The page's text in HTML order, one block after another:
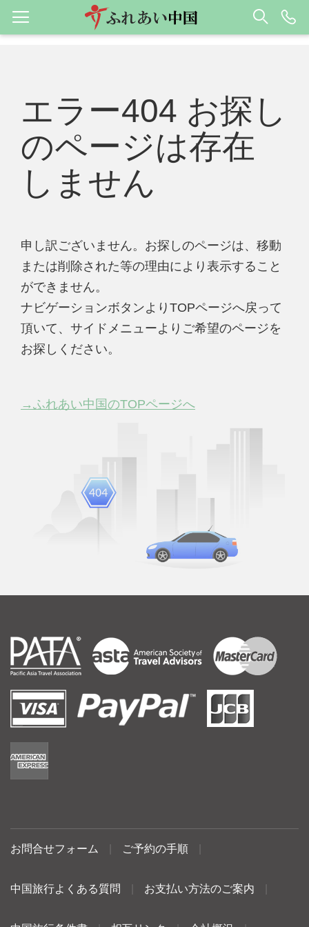
エラー404 お探し
のページは存在
しません
申し訳ございません。お探しのページは、移動
または削除された等の理由により表示すること
ができません。
ナビゲーションボタンよりTOPページへ戻って
頂いて、サイドメニューよりご希望のページを
お探しください。
→ふれあい中国のTOPページへ
お問合せフォーム ご予約の手順
中国旅行よくある質問 お支払い方法のご案内